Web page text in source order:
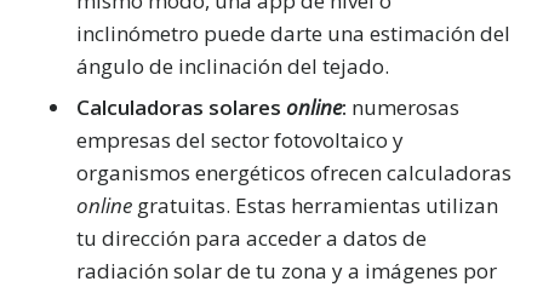
inclinómetro puede darte una estimación del
ángulo de inclinación del tejado.
Calculadoras solaresonline: numerosas
empresas del sector fotovoltaico y
organismos energéticos ofrecen calculadoras
online gratuitas. Estas herramientas utilizan
tu dirección para acceder a datos de
radiación solar de tu zona y a imágenes por